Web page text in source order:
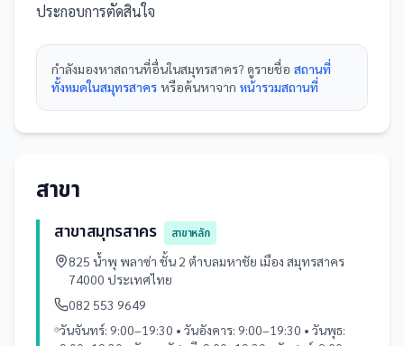
ประกอบการตัดสินใจ
กำลังมองหาสถานที่อื่นในสมุทรสาคร? ดูรายชื่อ สถานที่
ทั้งหมดในสมุทรสาคร หรือค้นหาจาก หน้ารวมสถานที่
สาขา
สาขาสมุทรสาคร
สาขาหลัก
825 น้ำพุ พลาซ่า ชั้น 2 ตำบลมหาชัย เมือง สมุทรสาคร
74000 ประเทศไทย
082 553 9649
วันจันทร์: 9:00–19:30 • วันอังคาร: 9:00–19:30 • วันพุธ: